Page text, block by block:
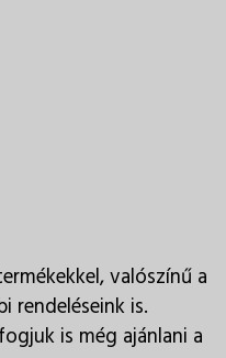
valószínű a
rendeléseink is.
is még ajánlani a